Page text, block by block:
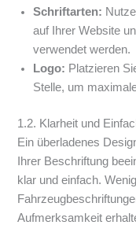
Schriftarten:
auf Ihrer Website
verwendet werden.
Logo: Platzieren
Stelle, um
1.2. Klarheit und
Ein überladenes
Ihrer Beschriftung
klar und einfach.
Aufmerksamkeit